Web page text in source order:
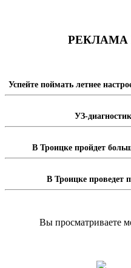
РЕКЛАМА
Успейте поймать летнее
УЗ-
В Троицке пройдет
В Троицке проведет
Вы просматриваете